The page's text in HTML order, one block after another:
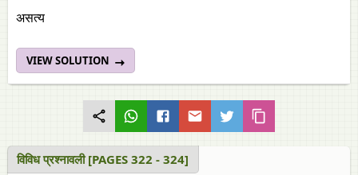
असत्य
VIEW SOLUTION
विविध प्रश्नावली [PAGES 322 - 324]